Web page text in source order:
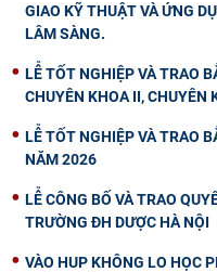
GIAO KỸ THUẬT VÀ ỨNG
LÂM SÀNG.
LỄ TỐT NGHIỆP VÀ TRAO
CHUYÊN KHOA II, CHUYÊN
LỄ TỐT NGHIỆP VÀ TRAO
NĂM 2026
LỄ CÔNG BỐ VÀ TRAO
TRƯỜNG ĐH DƯỢC HÀ NỘI
VÀO HUP KHÔNG LO HỌC